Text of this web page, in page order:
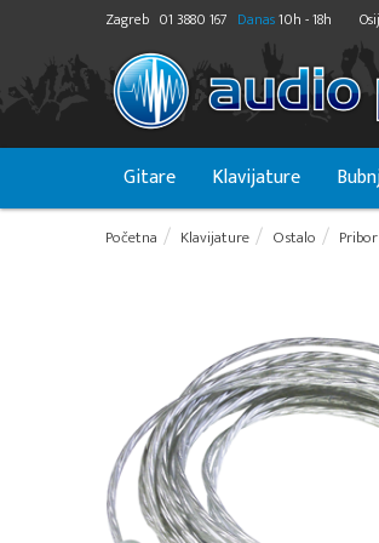
Zagreb 01 3880 167 Danas10h - 18h
Gitare Klavijature
Početna Klavijature Ostalo Pribor